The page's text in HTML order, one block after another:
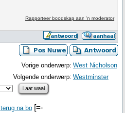
Rapporteer boodskap aan 'n moderator
Vorige onderwerp: West Nicholson
Volgende onderwerp: Westminster
terug na bo[=-